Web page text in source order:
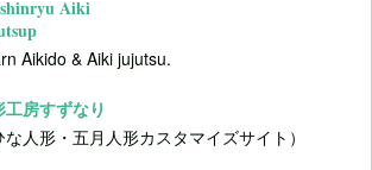
Aiki
Aikido & Aiki jujutsu.
工房すずなり
な人形・五月人形カスタマイズサイト）